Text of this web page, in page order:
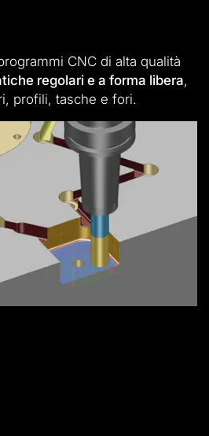
CNC di alta qualità
regolari e a forma libera,
profili, tasche e fori.